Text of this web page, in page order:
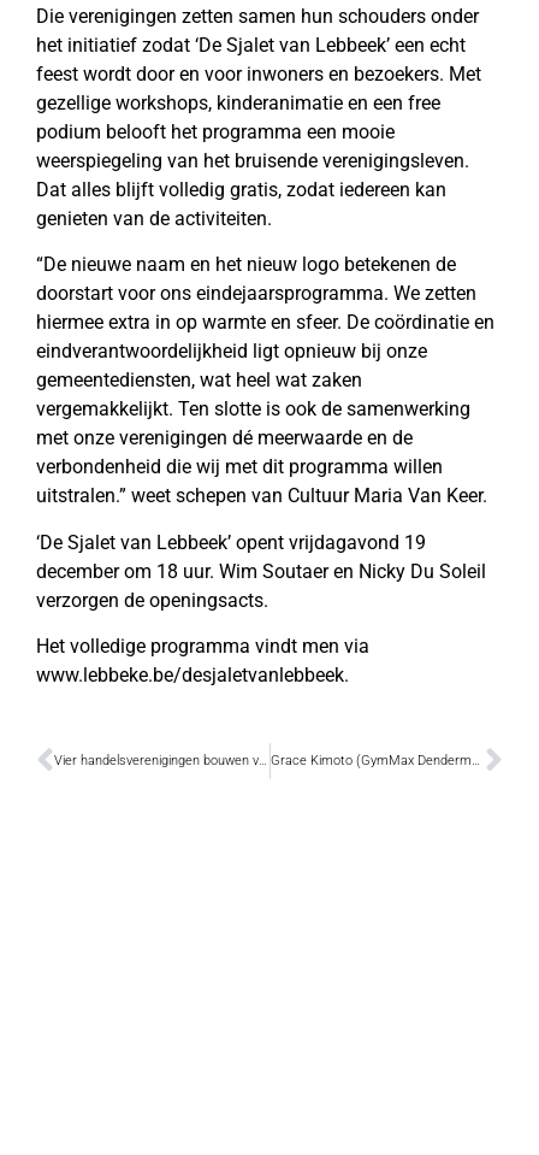
Die verenigingen zetten samen hun schouders onder
het initiatief zodat ‘De Sjalet van Lebbeek’ een echt
feest wordt door en voor inwoners en bezoekers. Met
gezellige workshops, kinderanimatie en een free
podium belooft het programma een mooie
weerspiegeling van het bruisende verenigingsleven.
Dat alles blijft volledig gratis, zodat iedereen kan
genieten van de activiteiten.
“De nieuwe naam en het nieuw logo betekenen de
doorstart voor ons eindejaarsprogramma. We zetten
hiermee extra in op warmte en sfeer. De coördinatie en
eindverantwoordelijkheid ligt opnieuw bij onze
gemeentediensten, wat heel wat zaken
vergemakkelijkt. Ten slotte is ook de samenwerking
met onze verenigingen dé meerwaarde en de
verbondenheid die wij met dit programma willen
uitstralen.” weet schepen van Cultuur Maria Van Keer.
‘De Sjalet van Lebbeek’ opent vrijdagavond 19
december om 18 uur. Wim Soutaer en Nicky Du Soleil
verzorgen de openingsacts.
Het volledige programma vindt men via
www.lebbeke.be/desjaletvanlebbeek.
Vier handelsverenigingen bouwen voor het eerst samen een eindejaarsactie Grace Kimoto (GymMax Dendermonde) wint goud op sprong tijdens Horizon Cup